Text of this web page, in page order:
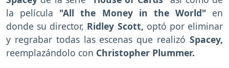
la película "All the Money in the World" en
donde su director, Ridley Scott, optó por eliminar
y regrabar todas las escenas que realizó Spacey,
reemplazándolo con Christopher Plummer.